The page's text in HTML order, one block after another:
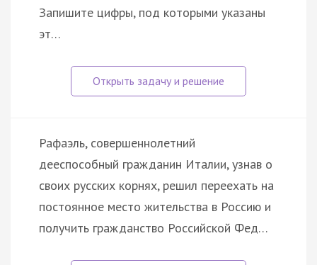
Запишите цифры, под которыми указаны
эт…
Рафаэль, совершеннолетний
дееспособный гражданин Италии, узнав о
своих русских корнях, решил переехать на
постоянное место жительства в Россию и
получить гражданство Российской Фед…